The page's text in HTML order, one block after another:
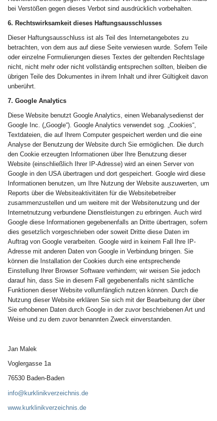
bei Verstößen gegen dieses Verbot sind ausdrücklich vorbehalten.
6. Rechtswirksamkeit dieses Haftungsausschlusses
Dieser Haftungsausschluss ist als Teil des Internetangebotes zu
betrachten, von dem aus auf diese Seite verwiesen wurde. Sofern Teile
oder einzelne Formulierungen dieses Textes der geltenden Rechtslage
nicht, nicht mehr oder nicht vollständig entsprechen sollten, bleiben die
übrigen Teile des Dokumentes in ihrem Inhalt und ihrer Gültigkeit davon
unberührt.
7. Google Analytics
Diese Website benutzt Google Analytics, einen Webanalysedienst der
Google Inc. („Google“). Google Analytics verwendet sog. „Cookies“,
Textdateien, die auf Ihrem Computer gespeichert werden und die eine
Analyse der Benutzung der Website durch Sie ermöglichen. Die durch
den Cookie erzeugten Informationen über Ihre Benutzung dieser
Website (einschließlich Ihrer IP-Adresse) wird an einen Server von
Google in den USA übertragen und dort gespeichert. Google wird diese
Informationen benutzen, um Ihre Nutzung der Website auszuwerten, um
Reports über die Websiteaktivitäten für die Websitebetreiber
zusammenzustellen und um weitere mit der Websitenutzung und der
Internetnutzung verbundene Dienstleistungen zu erbringen. Auch wird
Google diese Informationen gegebenenfalls an Dritte übertragen, sofern
dies gesetzlich vorgeschrieben oder soweit Dritte diese Daten im
Auftrag von Google verarbeiten. Google wird in keinem Fall Ihre IP-
Adresse mit anderen Daten von Google in Verbindung bringen. Sie
können die Installation der Cookies durch eine entsprechende
Einstellung Ihrer Browser Software verhindern; wir weisen Sie jedoch
darauf hin, dass Sie in diesem Fall gegebenenfalls nicht sämtliche
Funktionen dieser Website vollumfänglich nutzen können. Durch die
Nutzung dieser Website erklären Sie sich mit der Bearbeitung der über
Sie erhobenen Daten durch Google in der zuvor beschriebenen Art und
Weise und zu dem zuvor benannten Zweck einverstanden.
Jan Malek
Voglergasse 1a
76530 Baden-Baden
info@kurklinikverzeichnis.de
www.kurklinikverzeichnis.de